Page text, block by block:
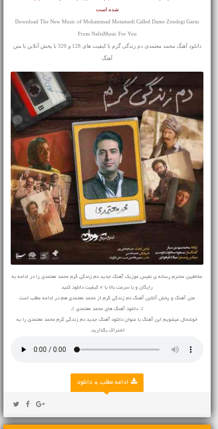
شده است
Download The New Music of Mohammad Motamedi Called Dame Zendegi Garm
From NafisMusic For You
دانلود آهنگ محمد معتمدی دم زندگی گرم با کیفیت های 128 و 320 با پخش آنلاین با متن
آهنگ
مخاطبین محترم رسانه ی نفیس موزیک آهنگ جدید دم زندگی گرم محمد معتمدی را در ادامه به
رایگان و با سرعت بالا با 2 کیفیت دانلود کنید
متن آهنگ و پخش آنلاین آهنگ دم زندگی گرم از محمد معتمدی هم در ادامه مطلب است
♫ دانلود آهنگ های محمد معتمدی ♫
خوشحال میشویم این آهنگ با عنوان دانلود آهنگ جدید دم زندگی گرم محمد معتمدی را به
اشتراک بگذارید.
ادامه مطلب + دانلود